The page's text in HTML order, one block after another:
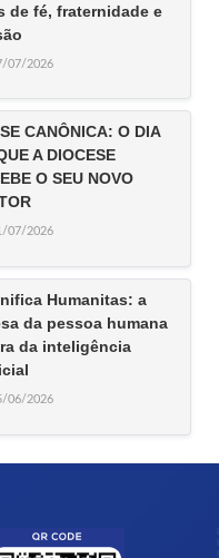
de fé, fraternidade e
07/2026
CANÔNICA: O DIA
A DIOCESE
O SEU NOVO
07/2026
Humanitas: a
da pessoa humana
da inteligência
06/2026